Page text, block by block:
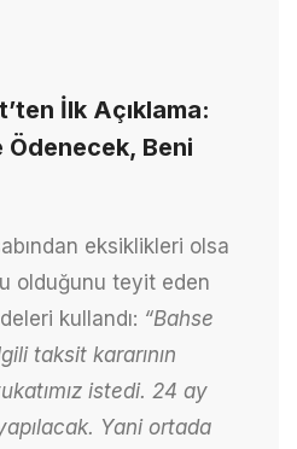
İlk Açıklama:
Beni
eksiklikleri olsa
olduğunu teyit eden
kullandı: “Bahse
taksit kararının
istedi. 24 ay
Yani ortada